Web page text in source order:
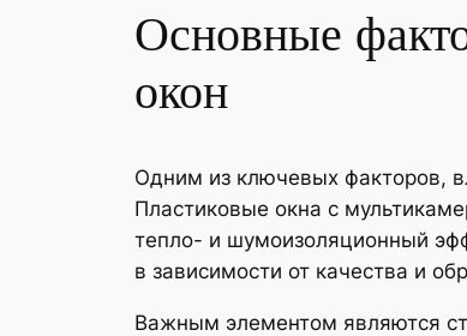
Основные
окон
Одним из ключевых факторов,
Пластиковые окна с
тепло- и шумоизоляционный
в зависимости от качества и
Важным элементом являются